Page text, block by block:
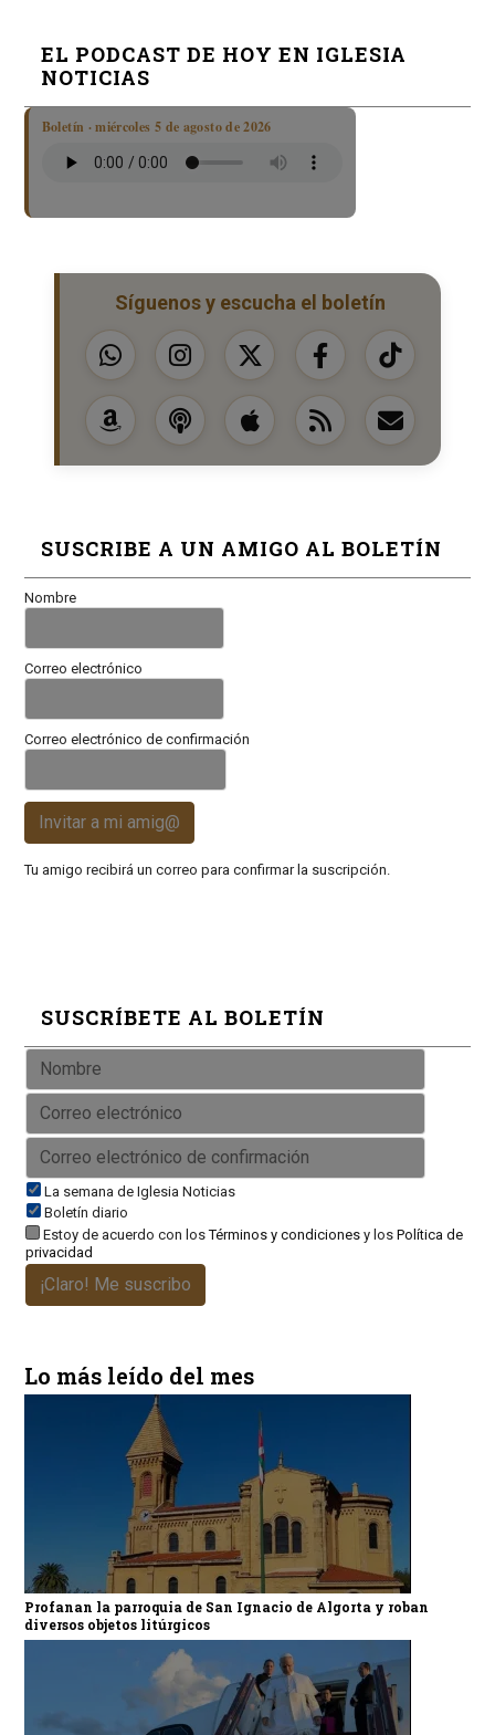
EL PODCAST DE HOY EN IGLESIA
NOTICIAS
Boletín · miércoles 5 de agosto de 2026
Síguenos y escucha el boletín
SUSCRIBE A UN AMIGO AL BOLETÍN
Nombre
Correo electrónico
Correo electrónico de confirmación
Invitar a mi amig@
Tu amigo recibirá un correo para confirmar la suscripción.
SUSCRÍBETE AL BOLETÍN
La semana de Iglesia Noticias
Boletín diario
Estoy de acuerdo con losTérminos y condicionesy los Política de
privacidad
¡Claro! Me suscribo
Lo más leído del mes
Profanan la parroquia de San Ignacio de Algorta y roban
diversos objetos litúrgicos